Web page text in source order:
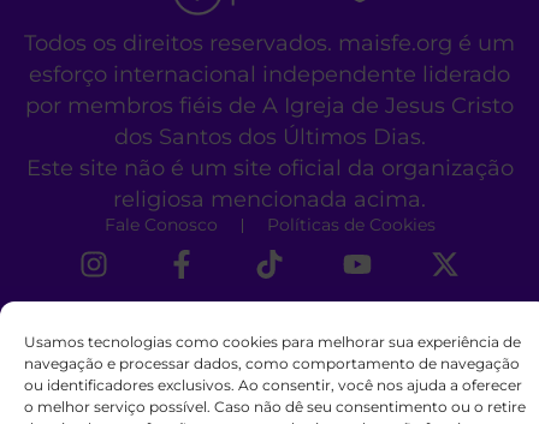
Usamos tecnologias como cookies para melhorar sua experiência de
navegação e processar dados, como comportamento de navegação
ou identificadores exclusivos. Ao consentir, você nos ajuda a oferecer
o melhor serviço possível. Caso não dê seu consentimento ou o retire
Todos os direitos reservados. maisfe.org é um
esforço internacional independente liderado
por membros fiéis de A Igreja de Jesus Cristo
dos Santos dos Últimos Dias.
Este site não é um site oficial da organização
religiosa mencionada acima.
Fale Conosco Políticas de Cookies